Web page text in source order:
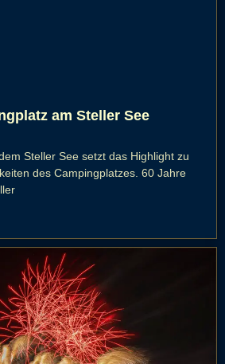
am Steller See
Steller See setzt das Highlight zu
des Campingplatzes. 60 Jahre